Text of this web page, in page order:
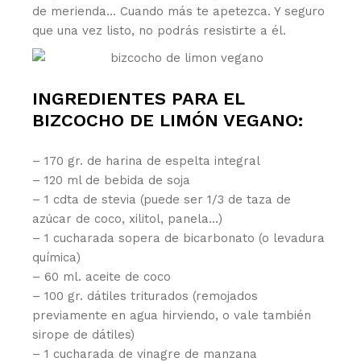
de merienda… Cuando más te apetezca. Y seguro
que una vez listo, no podrás resistirte a él.
INGREDIENTES PARA EL
BIZCOCHO DE LIMÓN VEGANO:
– 170 gr. de harina de espelta integral
– 120 ml de bebida de soja
– 1 cdta de stevia (puede ser 1/3 de taza de
azúcar de coco, xilitol, panela…)
– 1 cucharada sopera de bicarbonato (o levadura
química)
– 60 ml. aceite de coco
– 100 gr. dátiles triturados (remojados
previamente en agua hirviendo, o vale también
sirope de dátiles)
– 1 cucharada de vinagre de manzana